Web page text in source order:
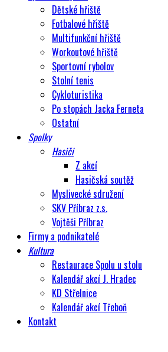
Dětské hřiště
Fotbalové hřiště
Multifunkční hřiště
Workoutové hřiště
Sportovní rybolov
Stolní tenis
Cykloturistika
Po stopách Jacka Ferneta
Ostatní
Spolky
Hasiči
Z akcí
Hasičská soutěž
Myslivecké sdružení
SKV Příbraz z.s.
Vojtěši Příbraz
Firmy a podnikatelé
Kultura
Restaurace Spolu u stolu
Kalendář akcí J. Hradec
KD Střelnice
Kalendář akcí Třeboň
Kontakt